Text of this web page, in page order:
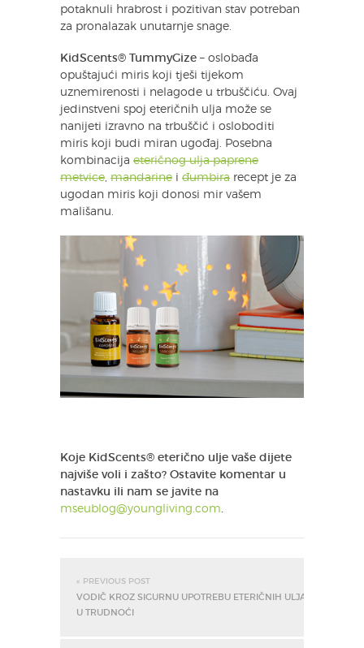
potaknuli hrabrost i pozitivan stav potreban
za pronalazak unutarnje snage.
KidScents® TummyGize – oslobađa
opuštajući miris koji tješi tijekom
uznemirenosti i nelagode u trbuščiću. Ovaj
jedinstveni spoj eteričnih ulja može se
nanijeti izravno na trbuščić i osloboditi
miris koji budi miran ugođaj. Posebna
kombinacija eteričnog ulja paprene
metvice, mandarine i đumbira recept je za
ugodan miris koji donosi mir vašem
mališanu.
Koje KidScents® eterično ulje vaše dijete
najviše voli i zašto? Ostavite komentar u
nastavku ili nam se javite na
mseublog@youngliving.com.
« PREVIOUS POST
VODIČ KROZ SIGURNU UPOTREBU ETERIČNIH ULJA
U TRUDNOĆI